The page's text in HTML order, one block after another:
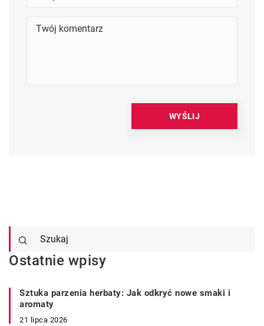
Ostatnie wpisy
Sztuka parzenia herbaty: Jak odkryć nowe smaki i
aromaty
21 lipca 2026